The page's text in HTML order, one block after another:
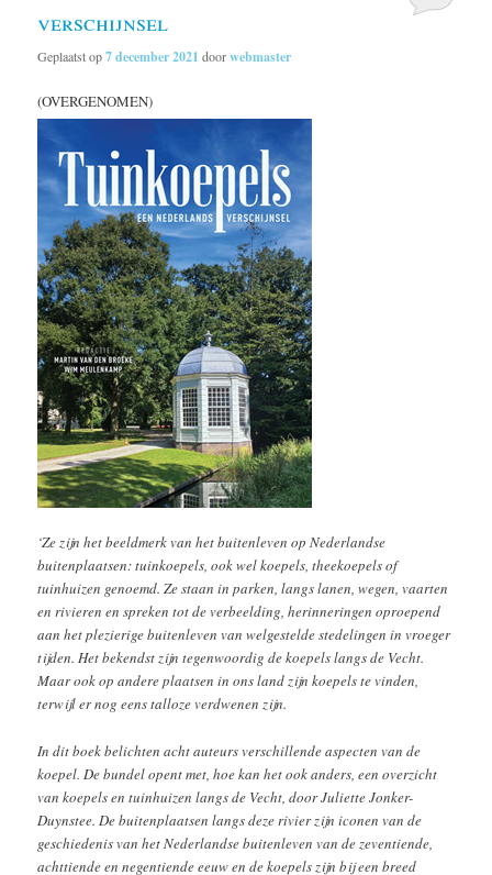
verschijnsel
Geplaatst op7 december 2021 doorwebmaster
(OVERGENOMEN)
‘Ze zijn het beeldmerk van het buitenleven op Nederlandse
buitenplaatsen: tuinkoepels, ook wel koepels, theekoepels of
tuinhuizen genoemd. Ze staan in parken, langs lanen, wegen, vaarten
en rivieren en spreken tot de verbeelding, herinneringen oproepend
aan het plezierige buitenleven van welgestelde stedelingen in vroeger
tijden. Het bekendst zijn tegenwoordig de koepels langs de Vecht.
Maar ook op andere plaatsen in ons land zijn koepels te vinden,
terwijl er nog eens talloze verdwenen zijn.
In dit boek belichten acht auteurs verschillende aspecten van de
koepel. De bundel opent met, hoe kan het ook anders, een overzicht
van koepels en tuinhuizen langs de Vecht, door Juliette Jonker-
Duynstee. De buitenplaatsen langs deze rivier zijn iconen van de
geschiedenis van het Nederlandse buitenleven van de zeventiende,
achttiende en negentiende eeuw en de koepels zijn bij een breed